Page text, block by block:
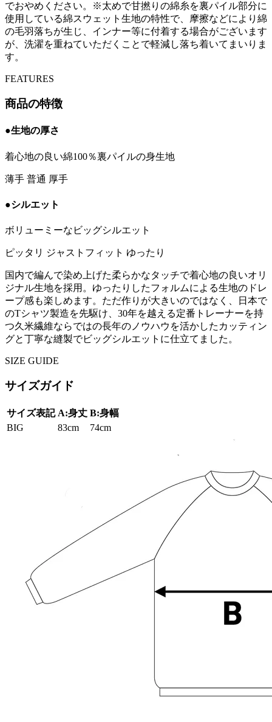
でおやめください。
※太めで甘撚りの綿糸を裏パイル部分に
使用している綿スウェット生地の特性で、摩擦などにより綿
の毛羽落ちが生じ、インナー等に付着する場合がございます
が、洗濯を重ねていただくことで軽減し落ち着いてまいりま
す。
FEATURES
商品の特徴
●生地の厚さ
着心地の良い綿100％裏パイルの身生地
薄手 普通 厚手
●シルエット
ボリューミーなビッグシルエット
ピッタリ ジャストフィット ゆったり
国内で編んで染め上げた柔らかなタッチで着心地の良いオリ
ジナル生地を採用。ゆったりしたフォルムによる生地のドレ
ープ感も楽しめます。ただ作りが大きいのではなく、日本で
のTシャツ製造を先駆け、30年を越える定番トレーナーを持
つ久米繊維ならではの長年のノウハウを活かしたカッティン
グと丁寧な縫製でビッグシルエットに仕立てました。
SIZE GUIDE
サイズガイド
サイズ表記 A:身丈 B:身幅
BIG
83cm 74cm